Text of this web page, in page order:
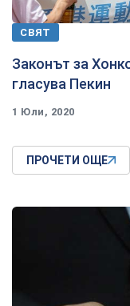
СВЯТ
Законът за
гласува Пекин
1 Юли, 2020
ПРОЧЕТИ ОЩЕ